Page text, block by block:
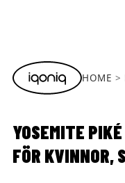
HOME
YOSEMITE
FÖR KVINNOR,